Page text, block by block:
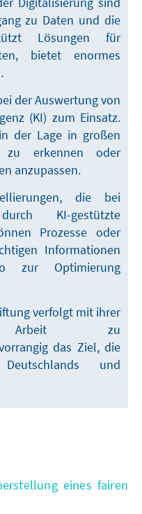
zu Daten und die
Lösungen für
bietet enormes
der Auswertung von
(KI) zum Einsatz.
der Lage in großen
zu erkennen oder
anzupassen.
die bei
KI-gestützte
Prozesse oder
Informationen
zur Optimierung
verfolgt mit ihrer
Arbeit zu
das Ziel, die
Deutschlands und
eines fairen